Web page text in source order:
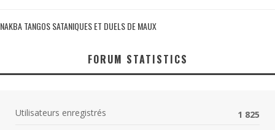
NAKBA TANGOS SATANIQUES ET DUELS DE MAUX
FORUM STATISTICS
Utilisateurs enregistrés
1 825